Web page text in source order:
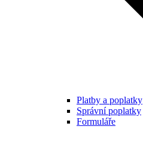
Platby a poplatky
Správní poplatky
Formuláře